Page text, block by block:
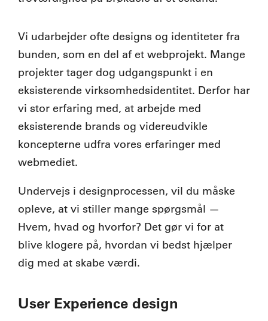
Vi udarbejder ofte designs og identiteter fra
bunden, som en del af et webprojekt. Mange
projekter tager dog udgangspunkt i en
eksisterende virksomhedsidentitet. Derfor har
vi stor erfaring med, at arbejde med
eksisterende brands og videreudvikle
koncepterne udfra vores erfaringer med
webmediet.
Undervejs i designprocessen, vil du måske
opleve, at vi stiller mange spørgsmål —
Hvem, hvad og hvorfor? Det gør vi for at
blive klogere på, hvordan vi bedst hjælper
dig med at skabe værdi.
User Experience design